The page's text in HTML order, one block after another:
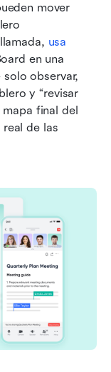
mover
usa
en una
observar,
y “revisar
mapa final del
de las